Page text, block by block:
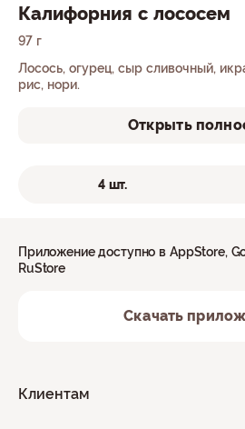
Калифорния с лососем
97 г
Лосось, огурец, сыр сливочный,
рис, нори.
Открыть
4 шт.
Клиентам
Приложение доступно в AppStore,
RuStore
Скачать